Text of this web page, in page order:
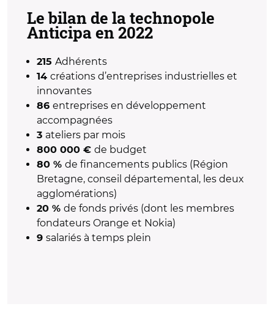
Le bilan de la technopole
Anticipa en 2022
215 Adhérents
14 créations d’entreprises industrielles et
innovantes
86 entreprises en développement
accompagnées
3 ateliers par mois
800 000 € de budget
80 % de financements publics (Région
Bretagne, conseil départemental, les deux
agglomérations)
20 % de fonds privés (dont les membres
fondateurs Orange et Nokia)
9 salariés à temps plein